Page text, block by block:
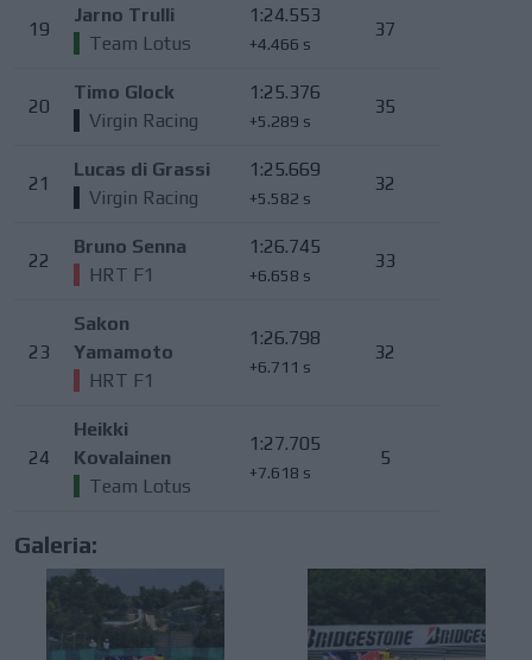
19
Jarno Trulli
Team Lotus
1:24.553
+4.466 s
37
20
Timo Glock
Virgin Racing
1:25.376
+5.289 s
35
21
Lucas di Grassi
Virgin Racing
1:25.669
+5.582 s
32
22
Bruno Senna
HRT F1
1:26.745
+6.658 s
33
23
Sakon
Yamamoto
HRT F1
1:26.798
+6.711 s
32
24
Heikki
Kovalainen
Team Lotus
1:27.705
+7.618 s
5
Galeria: